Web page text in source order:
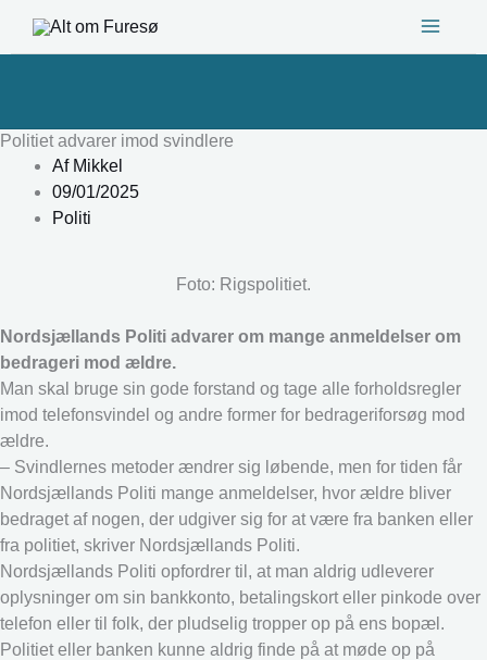
Politiet advarer imod svindlere
AfMikkel
09/01/2025
Politi
Foto: Rigspolitiet.
Nordsjællands Politi advarer om mange anmeldelser om
bedrageri mod ældre.
Man skal bruge sin gode forstand og tage alle forholdsregler
imod telefonsvindel og andre former for bedrageriforsøg mod
ældre.
– Svindlernes metoder ændrer sig løbende, men for tiden får
Nordsjællands Politi mange anmeldelser, hvor ældre bliver
bedraget af nogen, der udgiver sig for at være fra banken eller
fra politiet, skriver Nordsjællands Politi.
Nordsjællands Politi opfordrer til, at man aldrig udleverer
oplysninger om sin bankkonto, betalingskort eller pinkode over
telefon eller til folk, der pludselig tropper op på ens bopæl.
Politiet eller banken kunne aldrig finde på at møde op på